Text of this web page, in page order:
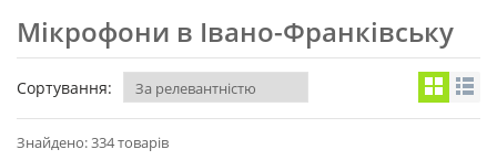
Мікрофони в Івано-Франківську
Сортування:
Знайдено: 334 товарів